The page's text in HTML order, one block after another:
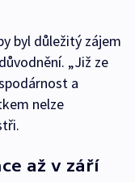
byl důležitý zájem
„Již ze
a
nelze
až v září